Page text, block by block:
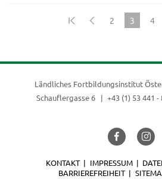
2
3
4
Ländliches Fortbildungsinstitut
Schauflergasse 6
+43 (1) 53 441 -
KONTAKT IMPRESSUM
BARRIEREFREIHEIT